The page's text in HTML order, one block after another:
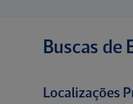
Buscas de
Localizações